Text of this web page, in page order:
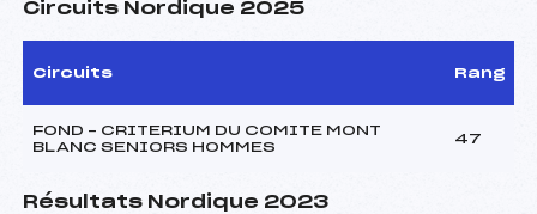
Circuits Nordique 2025
Circuits Rang
FOND – CRITERIUM DU COMITE MONT
BLANC SENIORS HOMMES
47
Résultats Nordique 2023